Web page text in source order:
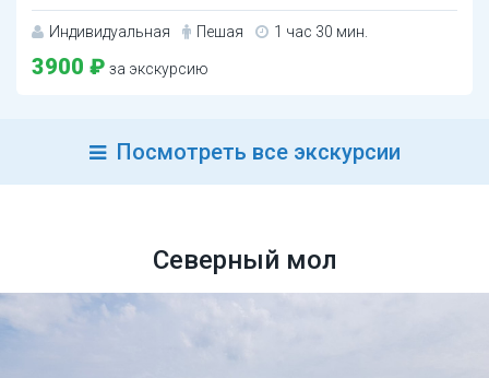
Индивидуальная Пешая 1 час 30 мин.
3900 ₽ за экскурсию
Посмотреть все экскурсии
Северный мол